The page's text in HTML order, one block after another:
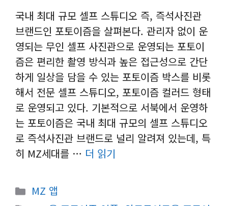
국내 최대 규모 셀프 스튜디오 즉, 즉석사진관
브랜드인 포토이즘을 살펴본다. 관리자 없이 운
영되는 무인 셀프 사진관으로 운영되는 포토이
즘은 편리한 촬영 방식과 높은 접근성으로 간단
하게 일상을 담을 수 있는 포토이즘 박스를 비롯
해서 전문 셀프 스튜디오, 포토이즘 컬러드 형태
로 운영되고 있다. 기본적으로 서북에서 운영하
는 포토이즘은 국내 최대 규모의 셀프 스튜디오
로 즉석사진관 브랜드로 널리 알려져 있는데, 특
히 MZ세대를 … 더 읽기
카
MZ 앱